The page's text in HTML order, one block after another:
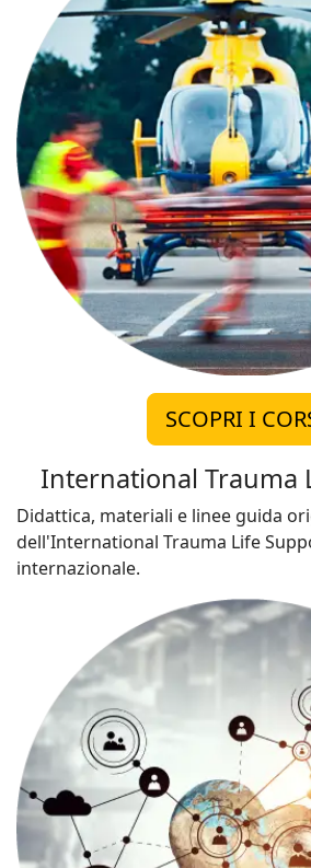
SCOPRI I
International Trauma
Didattica, materiali e linee guida
dell'International Trauma Life
internazionale.